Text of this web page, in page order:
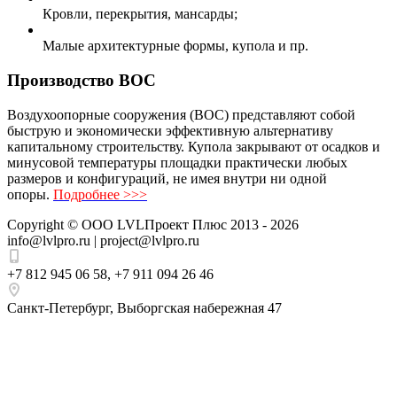
Кровли, перекрытия, мансарды;
Малые архитектурные формы, купола и пр.
Производство ВОС
Воздухоопорные сооружения (ВОС) представляют собой
быструю и экономически эффективную альтернативу
капитальному строительству. Купола закрывают от осадков и
минусовой температуры площадки практически любых
размеров и конфигураций, не имея внутри ни одной
опоры. Подробнее >>>
Copyright © ООО LVLПроект Плюс 2013 - 2026
info@lvlpro.ru | project@lvlpro.ru
+7 812 945 06 58, +7 911 094 26 46
Санкт-Петербург, Выборгская набережная 47